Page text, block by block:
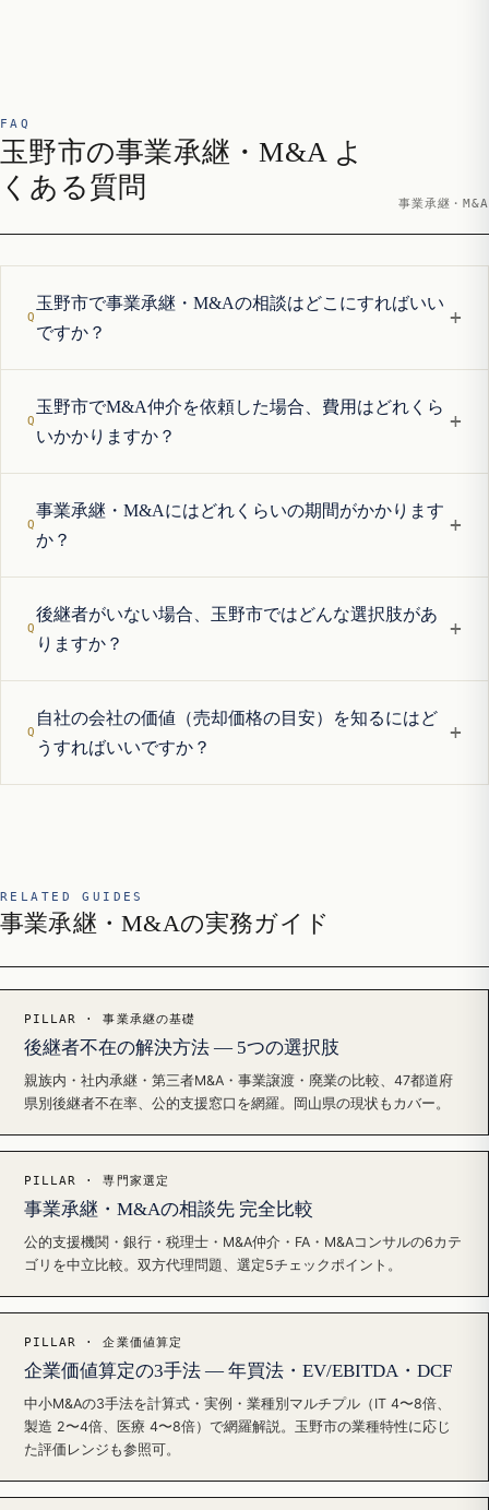
FAQ
玉野市の事業承継・M&A よ
くある質問
事業承継・M&A
玉野市で事業承継・M&Aの相談はどこにすればいい
ですか？
+
玉野市でM&A仲介を依頼した場合、費用はどれくら
いかかりますか？
+
事業承継・M&Aにはどれくらいの期間がかかります
か？
+
後継者がいない場合、玉野市ではどんな選択肢があ
りますか？
+
自社の会社の価値（売却価格の目安）を知るにはど
うすればいいですか？
+
RELATED GUIDES
事業承継・M&Aの実務ガイド
PILLAR · 事業承継の基礎
後継者不在の解決方法 — 5つの選択肢
親族内・社内承継・第三者M&A・事業譲渡・廃業の比較、47都道府
県別後継者不在率、公的支援窓口を網羅。岡山県の現状もカバー。
PILLAR · 専門家選定
事業承継・M&Aの相談先 完全比較
公的支援機関・銀行・税理士・M&A仲介・FA・M&Aコンサルの6カテ
ゴリを中立比較。双方代理問題、選定5チェックポイント。
PILLAR · 企業価値算定
企業価値算定の3手法 — 年買法・EV/EBITDA・DCF
中小M&Aの3手法を計算式・実例・業種別マルチプル（IT 4〜8倍、
製造 2〜4倍、医療 4〜8倍）で網羅解説。玉野市の業種特性に応じ
た評価レンジも参照可。